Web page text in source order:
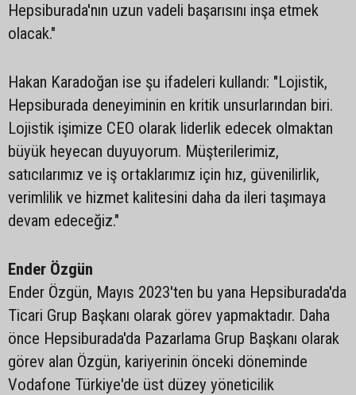
Hepsiburada'nın uzun vadeli başarısını inşa etmek
olacak."
Hakan Karadoğan ise şu ifadeleri kullandı: "Lojistik,
Hepsiburada deneyiminin en kritik unsurlarından biri.
Lojistik işimize CEO olarak liderlik edecek olmaktan
büyük heyecan duyuyorum. Müşterilerimiz,
satıcılarımız ve iş ortaklarımız için hız, güvenilirlik,
verimlilik ve hizmet kalitesini daha da ileri taşımaya
devam edeceğiz."
Ender Özgün
Ender Özgün, Mayıs 2023'ten bu yana Hepsiburada'da
Ticari Grup Başkanı olarak görev yapmaktadır. Daha
önce Hepsiburada'da Pazarlama Grup Başkanı olarak
görev alan Özgün, kariyerinin önceki döneminde
Vodafone Türkiye'de üst düzey yöneticilik